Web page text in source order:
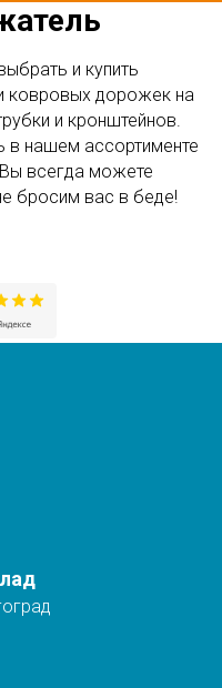
и купить
ковровых дорожек на
и кронштейнов.
в нашем ассортименте
всегда можете
бросим вас в беде!